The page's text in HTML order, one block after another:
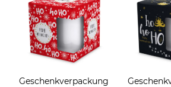
Geschenkverpackung